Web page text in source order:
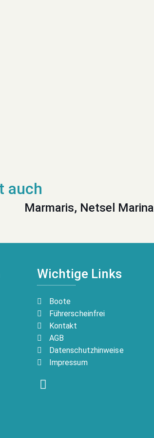
Marmaris, Netsel Marina
Wichtige Links
Boote
Führerscheinfrei
Kontakt
AGB
Datenschutzhinweise
Impressum